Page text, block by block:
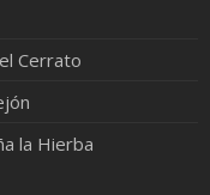
Cerrato
la Hierba